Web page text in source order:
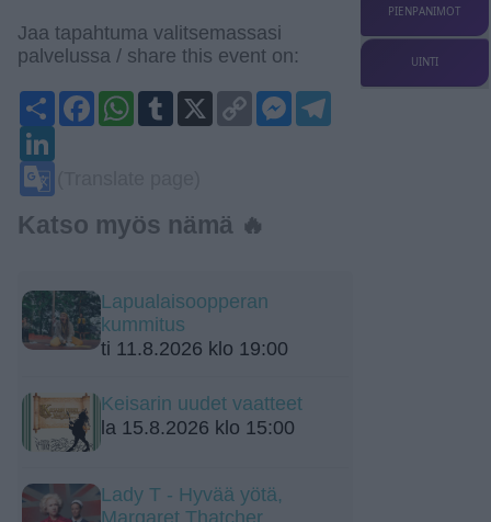
Jaa tapahtuma valitsemassasi
palvelussa / share this event on:
ShareFacebookWhatsApp
Tumblr
X
Copy
Link
Messenger
Katso myös nämä 🔥
Lapualaisoopperan
kummitus
ti 11.8.2026 klo 19:00
Keisarin uudet vaatteet
la 15.8.2026 klo 15:00
Lady T - Hyvää yötä,
Margaret Thatcher
PIENPANIMOT
UINTI